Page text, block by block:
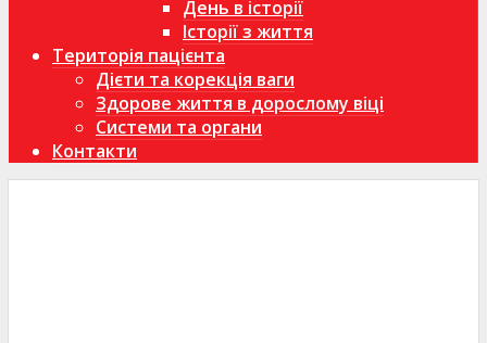
День в історії
Історії з життя
Територія пацієнта
Дієти та корекція ваги
Здорове життя в дорослому віці
Системи та органи
Контакти